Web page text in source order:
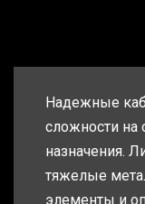
Надежные
сложности
назначения.
тяжелые
элементы и